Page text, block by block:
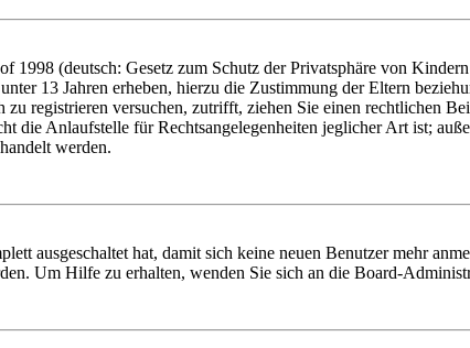
1998 (deutsch: Gesetz zum Schutz der Privatsphäre von
13 Jahren erheben, hierzu die Zustimmung der Eltern
registrieren versuchen, zutrifft, ziehen Sie einen rechtlichen
die Anlaufstelle für Rechtsangelegenheiten jeglicher Art ist;
werden.
ausgeschaltet hat, damit sich keine neuen Benutzer mehr
Um Hilfe zu erhalten, wenden Sie sich an die Board-